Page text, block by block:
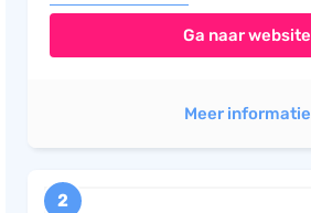
Ga naar website
Meer informatie
2